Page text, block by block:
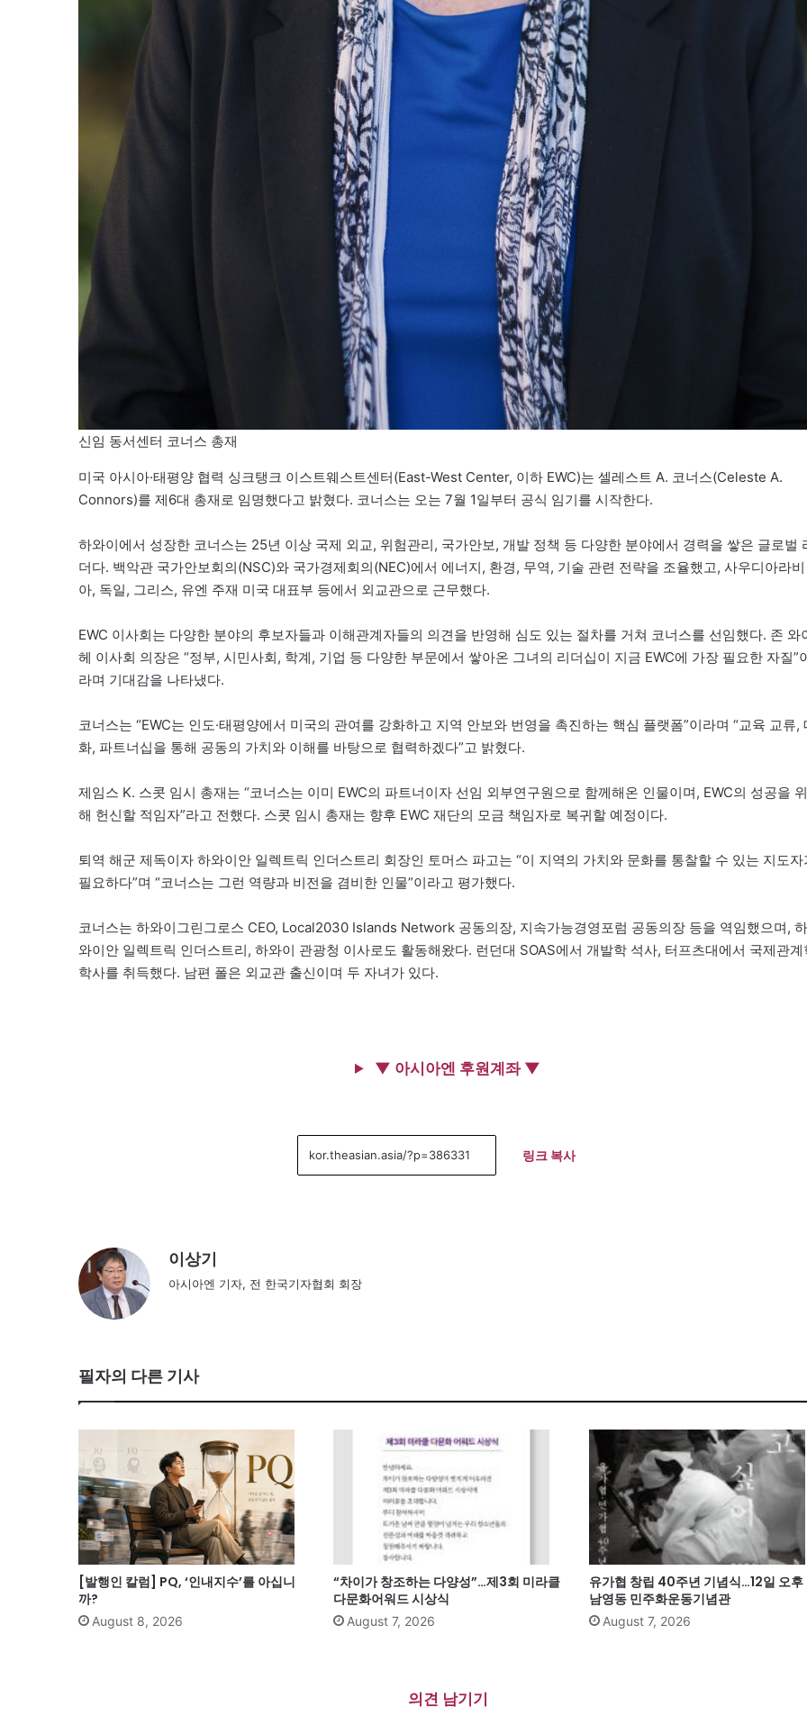
신임 동서센터 코너스 총재
미국 아시아·태평양 협력 싱크탱크 이스트웨스트센터(East-West Center, 이하 EWC)는 셀레스트 A. 코너스(Celeste A.
Connors)를 제6대 총재로 임명했다고 밝혔다. 코너스는 오는 7월 1일부터 공식 임기를 시작한다.
하와이에서 성장한 코너스는 25년 이상 국제 외교, 위험관리, 국가안보, 개발 정책 등 다양한 분야에서 경력을 쌓은 글로벌
더다. 백악관 국가안보회의(NSC)와 국가경제회의(NEC)에서 에너지, 환경, 무역, 기술 관련 전략을 조율했고, 사우디아라비
아, 독일, 그리스, 유엔 주재 미국 대표부 등에서 외교관으로 근무했다.
EWC 이사회는 다양한 분야의 후보자들과 이해관계자들의 의견을 반영해 심도 있는 절차를 거쳐 코너스를 선임했다. 존 와
헤 이사회 의장은 “정부, 시민사회, 학계, 기업 등 다양한 부문에서 쌓아온 그녀의 리더십이 지금 EWC에 가장 필요한 자질”
라며 기대감을 나타냈다.
코너스는 “EWC는 인도·태평양에서 미국의 관여를 강화하고 지역 안보와 번영을 촉진하는 핵심 플랫폼”이라며 “교육 교류,
화, 파트너십을 통해 공동의 가치와 이해를 바탕으로 협력하겠다”고 밝혔다.
제임스 K. 스콧 임시 총재는 “코너스는 이미 EWC의 파트너이자 선임 외부연구원으로 함께해온 인물이며, EWC의 성공을 위
해 헌신할 적임자”라고 전했다. 스콧 임시 총재는 향후 EWC 재단의 모금 책임자로 복귀할 예정이다.
퇴역 해군 제독이자 하와이안 일렉트릭 인더스트리 회장인 토머스 파고는 “이 지역의 가치와 문화를 통찰할 수 있는 지도자
필요하다”며 “코너스는 그런 역량과 비전을 겸비한 인물”이라고 평가했다.
코너스는 하와이그린그로스 CEO, Local2030 Islands Network 공동의장, 지속가능경영포럼 공동의장 등을 역임했으며, 하
와이안 일렉트릭 인더스트리, 하와이 관광청 이사로도 활동해왔다. 런던대 SOAS에서 개발학 석사, 터프츠대에서 국제관계
학사를 취득했다. 남편 폴은 외교관 출신이며 두 자녀가 있다.
▼ 아시아엔 후원계좌 ▼
링크 복사
이상기
아시아엔 기자, 전 한국기자협회 회장
필자의 다른 기사
[발행인 칼럼] PQ, ‘인내지수’를 아십니
까?
August 8, 2026
“차이가 창조하는 다양성”…제3회 미라클
다문화어워드 시상식
August 7, 2026
유가협 창립 40주년 기념식…12일 오후
남영동 민주화운동기념관
August 7, 2026
의견 남기기